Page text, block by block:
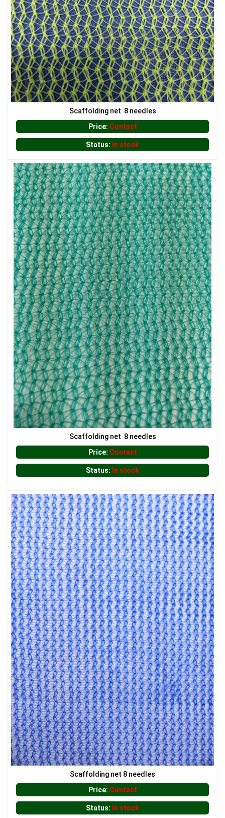
LƯỚI CHẮN CHIM
LƯỚI CHẮN NẮNG
Scaffolding net 8 needles
Price: Contact
Status: In stock
Scaffolding net 8 needles
Price: Contact
Status: In stock
Scaffolding net 8 needles
Price: Contact
Status: In stock